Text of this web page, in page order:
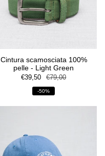
Cintura scamosciata 100%
pelle - Light Green
€39,50 €79,00
-50%